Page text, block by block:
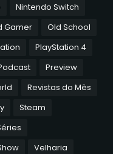
Nintendo Switch
Gamer
Old School
PlayStation 4
Preview
Revistas do Mês
Steam
Velharia